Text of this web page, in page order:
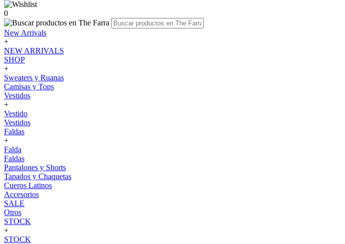
0
New Arrivals
+
NEW ARRIVALS
SHOP
+
Sweaters y Ruanas
Camisas y Tops
Vestidos
+
Vestido
Vestidos
Faldas
+
Falda
Faldas
Pantalones y Shorts
Tapados y Chaquetas
Cueros Latinos
Accesorios
SALE
Otros
STOCK
+
STOCK